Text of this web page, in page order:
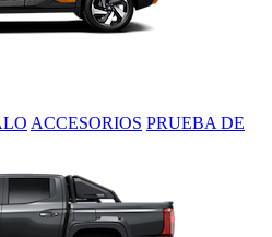
ACCESORIOS PRUEBA DE